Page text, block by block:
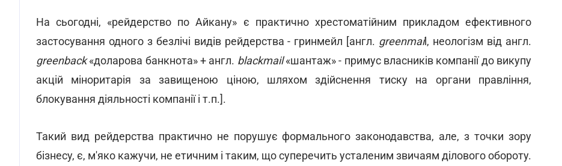
На сьогодні, «рейдерство по Айкану» є практично хрестоматійним прикладом ефективного
застосування одного з безлічі видів рейдерства - гринмейл [англ. greenmail, неологізм від англ.
greenback«доларова банкнота» + англ. blackmail«шантаж» - примус власників компанії до викупу
акцій міноритарія за завищеною ціною, шляхом здійснення тиску на органи правління,
блокування діяльності компанії і т.п.].
Такий вид рейдерства практично не порушує формального законодавства, але, з точки зору
бізнесу, є, м'яко кажучи, не етичним і таким, що суперечить усталеним звичаям ділового обороту.